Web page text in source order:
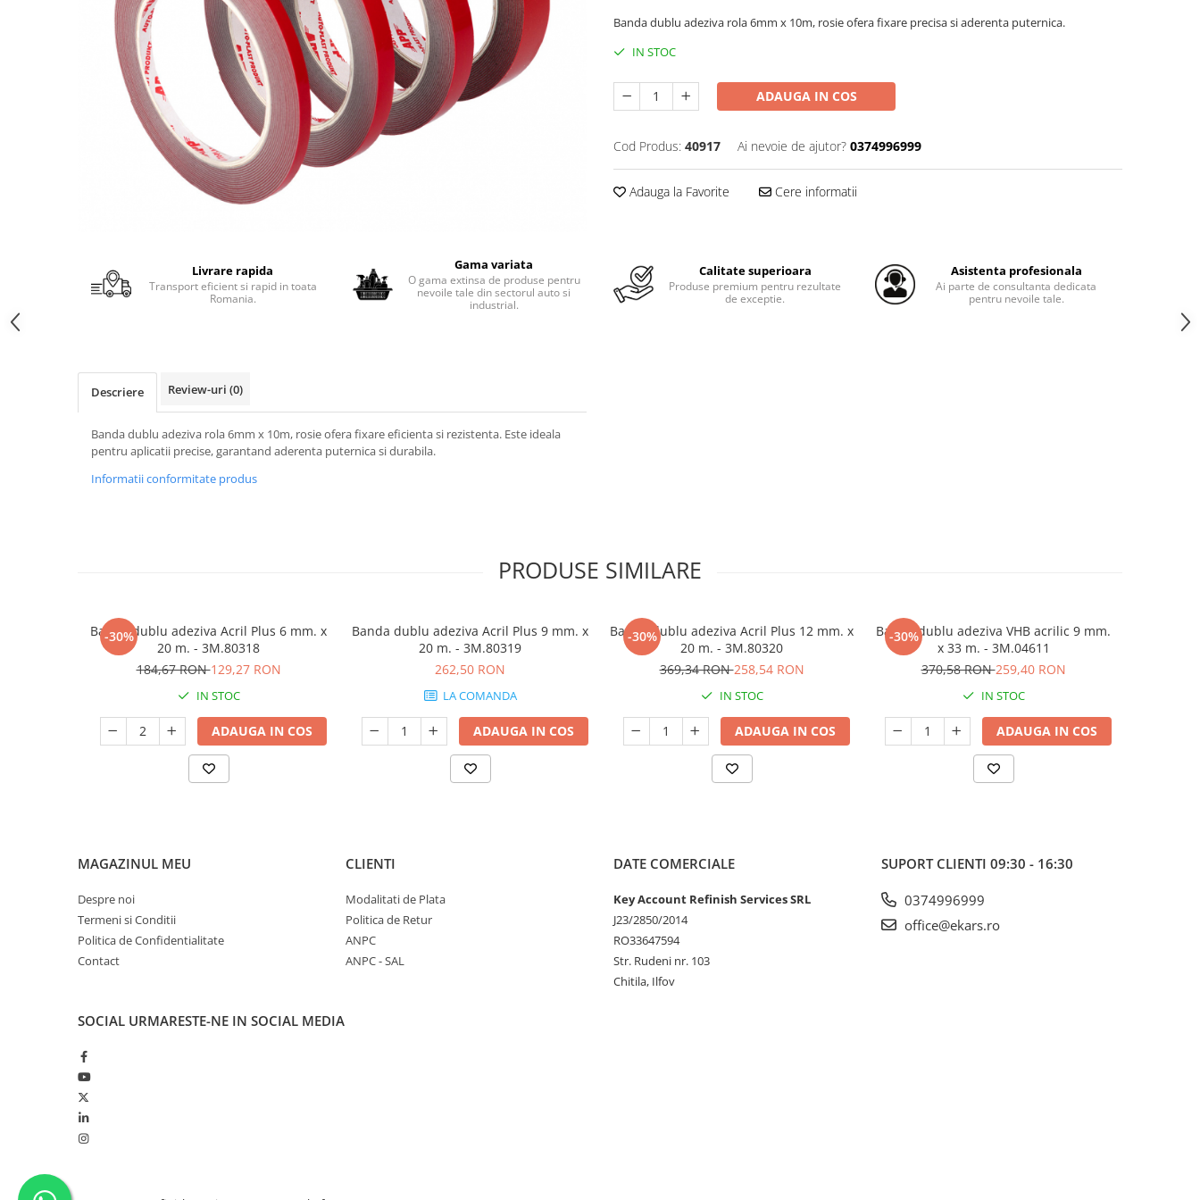
Sisteme si pahare PPS
Banda dublu adeziva rola 6mm x 10m, rosie ofera fixare precisa si aderenta puternica.
IN STOC
ADAUGA IN COS
Cod Produs: 40917 Ai nevoie de ajutor? 0374996999
Adauga la Favorite Cere informatii
Livrare rapida
Transport eficient si rapid in toata
Romania.
Gama variata
O gama extinsa de produse pentru
nevoile tale din sectorul auto si
industrial.
Calitate superioara
Produse premium pentru rezultate
de exceptie.
Asistenta profesionala
Ai parte de consultanta dedicata
pentru nevoile tale.
Descriere Review-uri (0)
Banda dublu adeziva rola 6mm x 10m, rosie ofera fixare eficienta si rezistenta. Este ideala
pentru aplicatii precise, garantand aderenta puternica si durabila.
Informatii conformitate produs
PRODUSE SIMILARE
-30%
Banda dublu adeziva Acril Plus 6 mm. x
20 m. - 3M.80318
184,67 RON129,27 RON
IN STOC
ADAUGA IN COS
Banda dublu adeziva Acril Plus 9 mm. x
20 m. - 3M.80319
262,50 RON
LA COMANDA
ADAUGA IN COS
-30%
Banda dublu adeziva Acril Plus 12 mm. x
20 m. - 3M.80320
369,34 RON258,54 RON
IN STOC
ADAUGA IN COS
-30%
Banda dublu adeziva VHB acrilic 9 mm.
x 33 m. - 3M.04611
370,58 RON259,40 RON
IN STOC
ADAUGA IN COS
MAGAZINUL MEU
Despre noi
Termeni si Conditii
Politica de Confidentialitate
Contact
CLIENTI
Modalitati de Plata
Politica de Retur
ANPC
ANPC - SAL
DATE COMERCIALE
Key Account Refinish Services SRL
J23/2850/2014
RO33647594
Str. Rudeni nr. 103
Chitila, Ilfov
SUPORT CLIENTI 09:30 - 16:30
0374996999
office@ekars.ro
SOCIAL URMARESTE-NE IN SOCIAL MEDIA